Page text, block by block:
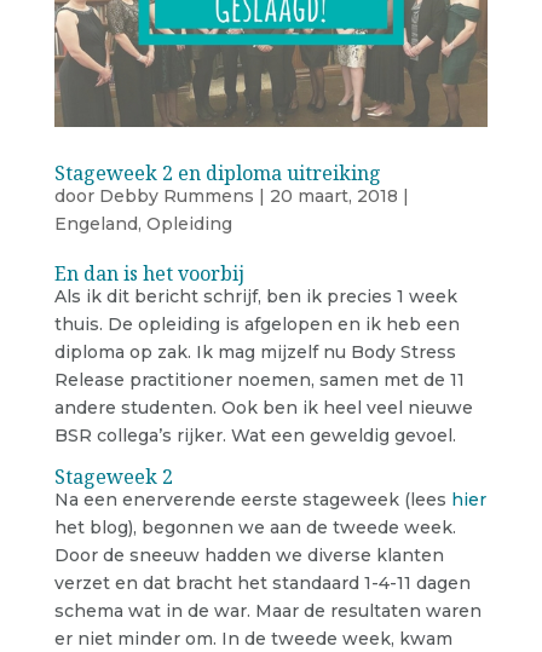
Stageweek 2 en diploma uitreiking
door Debby Rummens | 20 maart, 2018 |
Engeland, Opleiding
En dan is het voorbij
Als ik dit bericht schrijf, ben ik precies 1 week
thuis. De opleiding is afgelopen en ik heb een
diploma op zak. Ik mag mijzelf nu Body Stress
Release practitioner noemen, samen met de 11
andere studenten. Ook ben ik heel veel nieuwe
BSR collega’s rijker. Wat een geweldig gevoel.
Stageweek 2
Na een enerverende eerste stageweek (lees hier
het blog), begonnen we aan de tweede week.
Door de sneeuw hadden we diverse klanten
verzet en dat bracht het standaard 1-4-11 dagen
schema wat in de war. Maar de resultaten waren
er niet minder om. In de tweede week, kwam